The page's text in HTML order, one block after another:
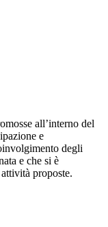
all’interno del
e
degli
e che si è
proposte.